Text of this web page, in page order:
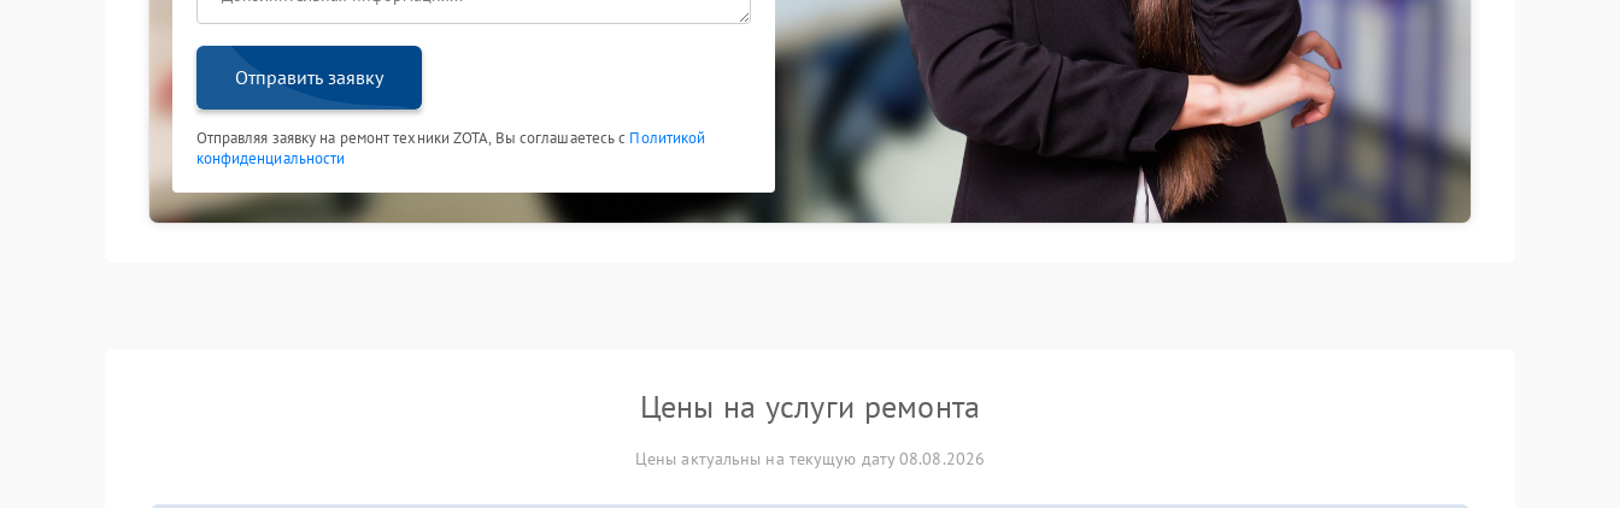
Отправить заявку
Отправляя заявку на ремонт техники ZOTA, Вы соглашаетесь с Политикой
конфиденциальности
Цены на услуги ремонта
Цены актуальны на текущую дату 08.08.2026